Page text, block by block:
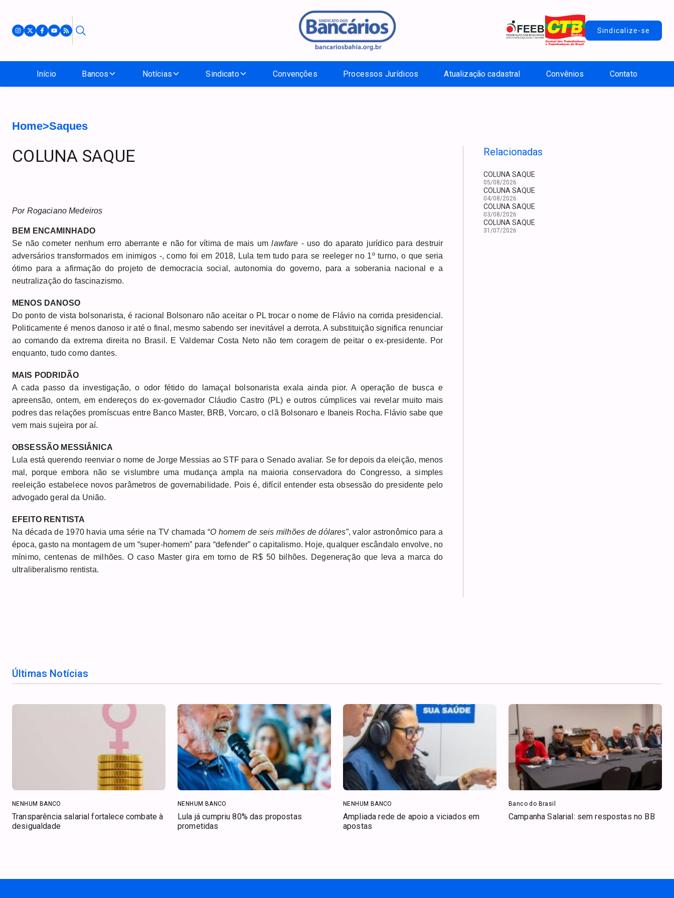
Sindicalize-se
Início Bancos Notícias Sindicato Convenções Processos Jurídicos Atualização cadastral Convênios Contato
Home>Saques
COLUNA SAQUE
Por Rogaciano Medeiros
BEM ENCAMINHADO
Se não cometer nenhum erro aberrante e não for vítima de mais umlawfare - uso do aparato jurídico para destruir
adversários transformados em inimigos -, como foi em 2018, Lula tem tudo para se reeleger no 1º turno, o que seria
ótimo para a afirmação do projeto de democracia social, autonomia do governo, para a soberania nacional e a
neutralização do fascinazismo.
MENOS DANOSO
Do ponto de vista bolsonarista, é racional Bolsonaro não aceitar o PL trocar o nome de Flávio na corrida presidencial.
Politicamente é menos danoso ir até o final, mesmo sabendo ser inevitável a derrota. A substituição significa renunciar
ao comando da extrema direita no Brasil. E Valdemar Costa Neto não tem coragem de peitar o ex-presidente. Por
enquanto, tudo como dantes.
MAIS PODRIDÃO
A cada passo da investigação, o odor fétido do lamaçal bolsonarista exala ainda pior. A operação de busca e
apreensão, ontem, em endereços do ex-governador Cláudio Castro (PL) e outros cúmplices vai revelar muito mais
podres das relações promíscuas entre Banco Master, BRB, Vorcaro, o clã Bolsonaro e Ibaneis Rocha. Flávio sabe que
vem mais sujeira por aí.
OBSESSÃO MESSIÂNICA
Lula está querendo reenviar o nome de Jorge Messias ao STF para o Senado avaliar. Se for depois da eleição, menos
mal, porque embora não se vislumbre uma mudança ampla na maioria conservadora do Congresso, a simples
reeleição estabelece novos parâmetros de governabilidade. Pois é, difícil entender esta obsessão do presidente pelo
advogado geral da União.
EFEITO RENTISTA
Na década de 1970 havia uma série na TV chamada “O homem de seis milhões de dólares”, valor astronômico para a
época, gasto na montagem de um “super-homem” para “defender” o capitalismo. Hoje, qualquer escândalo envolve, no
mínimo, centenas de milhões. O caso Master gira em torno de R$ 50 bilhões. Degeneração que leva a marca do
ultraliberalismo rentista.
Relacionadas
COLUNA SAQUE
05/08/2026
COLUNA SAQUE
04/08/2026
COLUNA SAQUE
03/08/2026
COLUNA SAQUE
31/07/2026
Últimas Notícias
NENHUM BANCO
Transparência salarial fortalece combate à
desigualdade
NENHUM BANCO
Lula já cumpriu 80% das propostas
prometidas
NENHUM BANCO
Ampliada rede de apoio a viciados em
apostas
Banco do Brasil
Campanha Salarial: sem respostas no BB